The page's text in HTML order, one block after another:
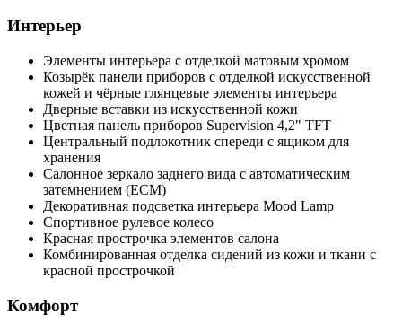
Интерьер
Элементы интерьера с отделкой матовым хромом
Козырёк панели приборов с отделкой искусственной
кожей и чёрные глянцевые элементы интерьера
Дверные вставки из искусственной кожи
Цветная панель приборов Supervision 4,2" TFT
Центральный подлокотник спереди с ящиком для
хранения
Салонное зеркало заднего вида с автоматическим
затемнением (ECM)
Декоративная подсветка интерьера Mood Lamp
Спортивное рулевое колесо
Красная прострочка элементов салона
Комбинированная отделка сидений из кожи и ткани с
красной прострочкой
Комфорт